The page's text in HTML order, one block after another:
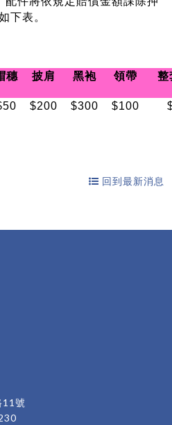
下表。
穗 披肩 黑袍 領帶 整
$200 $300 $100
回到最新消息
號